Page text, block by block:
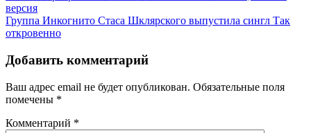
версия
Группа Инкогнито Стаса Шклярского выпустила сингл Так
откровенно
Добавить комментарий
Ваш адрес email не будет опубликован. Обязательные поля
помечены *
Комментарий *